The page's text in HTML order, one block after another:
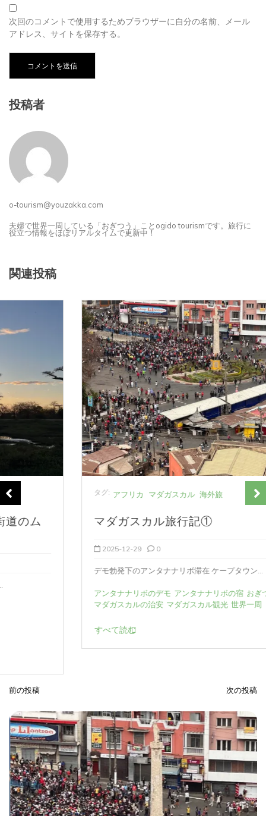
次回のコメントで使用するためブラウザーに自分の名前、メール
アドレス、サイトを保存する。
投稿者
o-tourism@youzakka.com
夫婦で世界一周している「おぎつう」ことogido tourismです。旅行に
役立つ情報をほぼリアルタイムで更新中！
関連投稿
マダガスカル 海外旅
マダガスカル旅行記①
デモ勃発下のアンタナナリボ滞在 ケープタウン...
アンタナナリボのデモ アンタナナリボの宿 おぎつう
マダガスカル観光 世界一周
投
稿
ナ
ビ
ゲ
ー
シ
前の投稿 次の投稿